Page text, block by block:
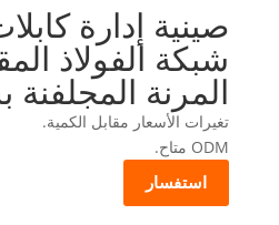
صينية إدارة
شبكة الفولاذ
المرنة
تغيرات الأسعار مقابل الكمية.
ODM متاح.
استفسار